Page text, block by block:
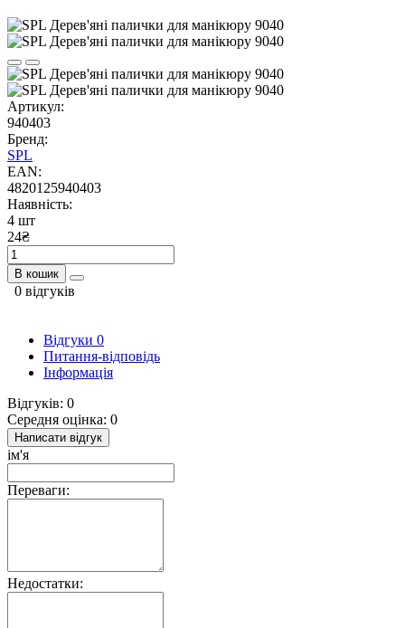
Артикул:
940403
Бренд:
SPL
EAN:
4820125940403
Наявність:
4 шт
24₴
В кошик
0 відгуків
Відгуки 0
Питання-відповідь
Інформація
Відгуків: 0
Середня оцінка: 0
Написати відгук
ім'я
Переваги:
Недостатки: